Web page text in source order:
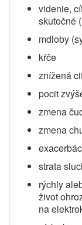
videnie,
skutočné
mdloby
kŕče
znížená
pocit
zmena
zmena
strata
rýchly
život
na